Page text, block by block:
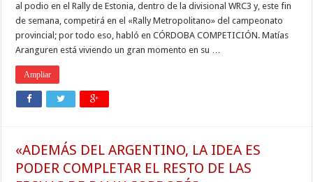
al podio en el Rally de Estonia, dentro de la divisional WRC3 y, este fin
de semana, competirá en el «Rally Metropolitano» del campeonato
provincial; por todo eso, habló en CÓRDOBA COMPETICIÓN. Matías
Aranguren está viviendo un gran momento en su …
Ampliar
«ADEMÁS DEL ARGENTINO, LA IDEA ES
PODER COMPLETAR EL RESTO DE LAS